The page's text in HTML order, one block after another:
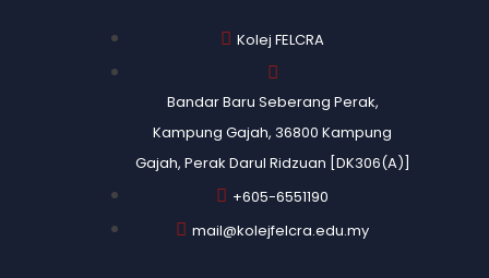
Kolej FELCRA
Bandar Baru Seberang Perak,
Kampung Gajah, 36800 Kampung
Gajah, Perak Darul Ridzuan [DK306(A)]
+605-6551190
mail@kolejfelcra.edu.my